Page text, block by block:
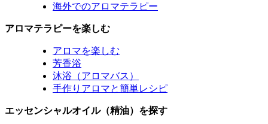
海外でのアロマテラピー
アロマテラピーを楽しむ
アロマを楽しむ
芳香浴
沐浴（アロマバス）
手作りアロマと簡単レシピ
エッセンシャルオイル（精油）を探す